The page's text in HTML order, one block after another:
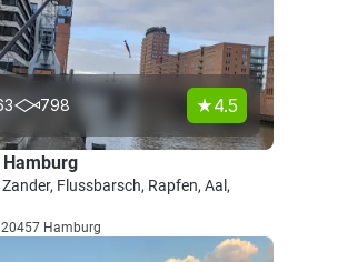
798 4.5
Flussbarsch, Rapfen, Aal,
20457 Hamburg